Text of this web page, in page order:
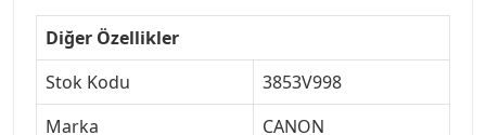
Diğer Özellikler
Stok Kodu
3853V998
Marka
CANON